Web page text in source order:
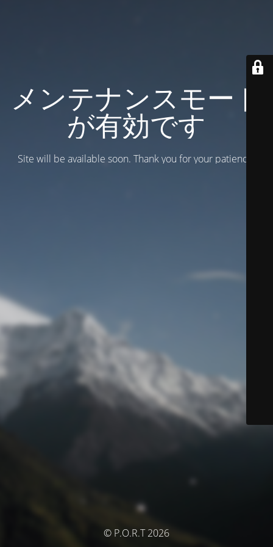
メンテナンスモード
が有効です
Site will be available soon. Thank you for your patience!
© P.O.R.T 2026